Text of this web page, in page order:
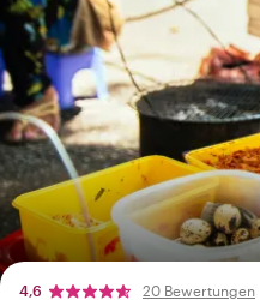
4,6 20 Bewertungen